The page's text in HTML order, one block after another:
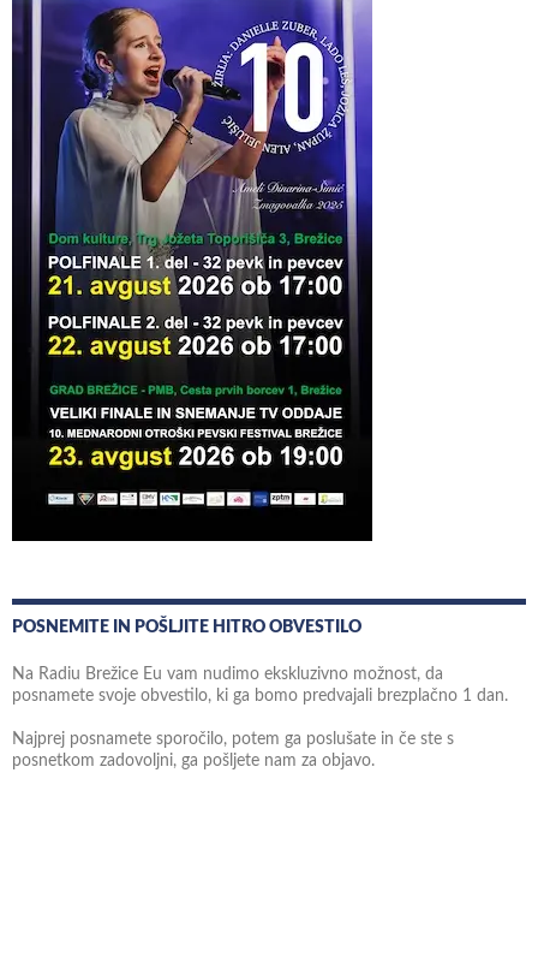
POSNEMITE IN POŠLJITE HITRO OBVESTILO
Na Radiu Brežice Eu vam nudimo ekskluzivno možnost, da
posnamete svoje obvestilo, ki ga bomo predvajali brezplačno 1 dan.
Najprej posnamete sporočilo, potem ga poslušate in če ste s
posnetkom zadovoljni, ga pošljete nam za objavo.